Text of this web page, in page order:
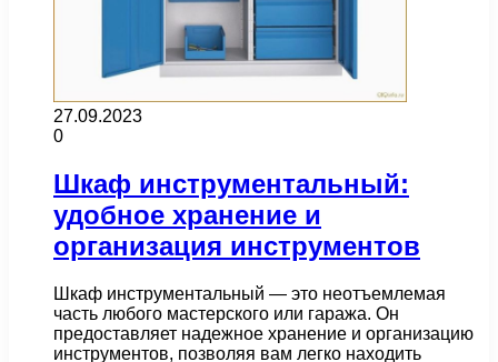
27.09.2023
0
Шкаф инструментальный:
удобное хранение и
организация инструментов
Шкаф инструментальный — это неотъемлемая
часть любого мастерского или гаража. Он
предоставляет надежное хранение и организацию
инструментов, позволяя вам легко находить